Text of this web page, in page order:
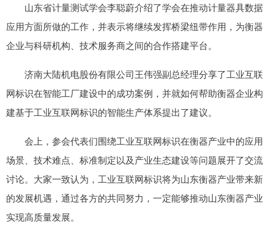
山东省计量测试学会李聪蔚介绍了学会在推动计量器具数据
应用方面所做的工作，并表示将继续发挥桥梁纽带作用，为衡器
企业与科研机构、技术服务商之间的合作搭建平台。
济南大陆机电股份有限公司王伟强副总经理分享了工业互联
网标识在智能工厂建设中的成功案例，并就如何帮助衡器企业构
建基于工业互联网标识的智能生产体系提出了建议。
会上，参会代表们围绕工业互联网标识在衡器产业中的应用
场景、技术难点、标准制定以及产业生态建设等问题展开了交流
讨论。大家一致认为，工业互联网标识将为山东衡器产业带来新
的发展机遇，通过各方的共同努力，一定能够推动山东衡器产业
实现高质量发展。